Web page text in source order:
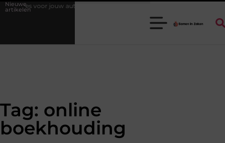
Nieuwe
artikelenvoor jouw auto
Tag: online
boekhouding